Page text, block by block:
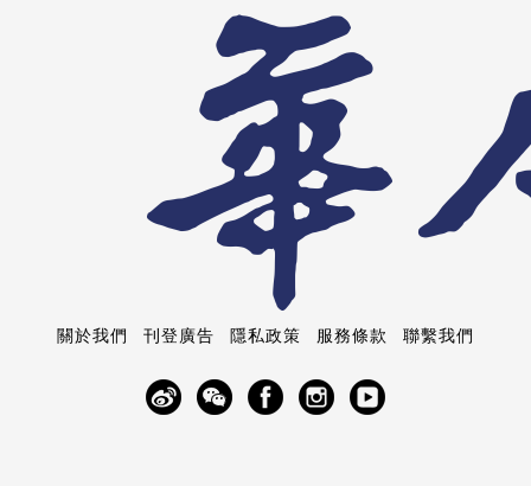
關於我們 刊登廣告 隱私政策 服務條款 聯繫我們